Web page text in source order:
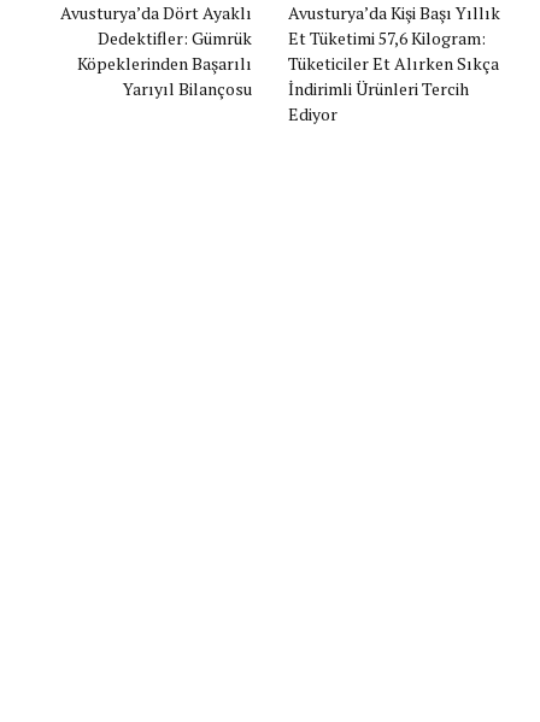
Avusturya’da Dört Ayaklı
Dedektifler: Gümrük
Köpeklerinden Başarılı
Yarıyıl Bilançosu
Avusturya’da Kişi Başı Yıllık
Et Tüketimi 57,6 Kilogram:
Tüketiciler Et Alırken Sıkça
İndirimli Ürünleri Tercih
Ediyor